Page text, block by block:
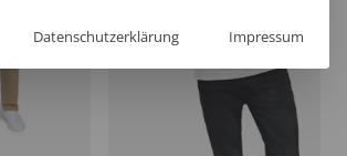
Datenschutzerklärung Impressum